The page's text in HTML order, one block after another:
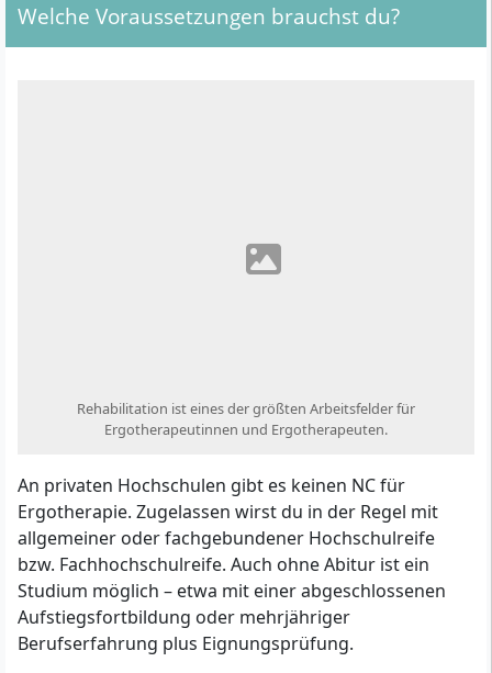
Welche Voraussetzungen brauchst du?
Rehabilitation ist eines der größten Arbeitsfelder für
Ergotherapeutinnen und Ergotherapeuten.
An privaten Hochschulen gibt es keinen NC für
Ergotherapie. Zugelassen wirst du in der Regel mit
allgemeiner oder fachgebundener Hochschulreife
bzw. Fachhochschulreife. Auch ohne Abitur ist ein
Studium möglich – etwa mit einer abgeschlossenen
Aufstiegsfortbildung oder mehrjähriger
Berufserfahrung plus Eignungsprüfung.